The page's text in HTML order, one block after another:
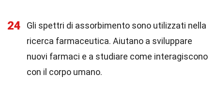
24
Gli spettri di assorbimento sono utilizzati nella
ricerca farmaceutica. Aiutano a sviluppare
nuovi farmaci e a studiare come interagiscono
con il corpo umano.